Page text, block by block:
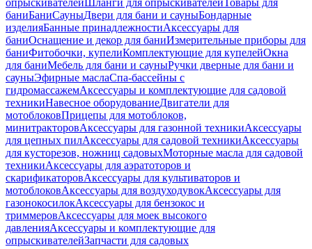
опрыскивателейШланги для опрыскивателейТовары для
баниБаниСауныДвери для бани и сауныБондарные
изделияБанные принадлежностиАксессуары для
баниОснащение и декор для баниИзмерительные приборы для
баниФитобочки, купелиКомплектующие для купелейОкна
для баниМебель для бани и сауныРучки дверные для бани и
сауныЭфирные маслаСпа-бассейны с
гидромассажемАксессуары и комплектующие для садовой
техникиНавесное оборудованиеДвигатели для
мотоблоковПрицепы для мотоблоков,
минитракторовАксессуары для газонной техникиАксессуары
для цепных пилАксессуары для садовой техникиАксессуары
для кусторезов, ножниц садовыхМоторные масла для садовой
техникиАксессуары для аэратоторов и
скарификаторовАксессуары для культиваторов и
мотоблоковАксессуары для воздуходувокАксессуары для
газонокосилокАксессуары для бензокос и
триммеровАксессуары для моек высокого
давленияАксессуары и комплектующие для
опрыскивателейЗапчасти для садовых